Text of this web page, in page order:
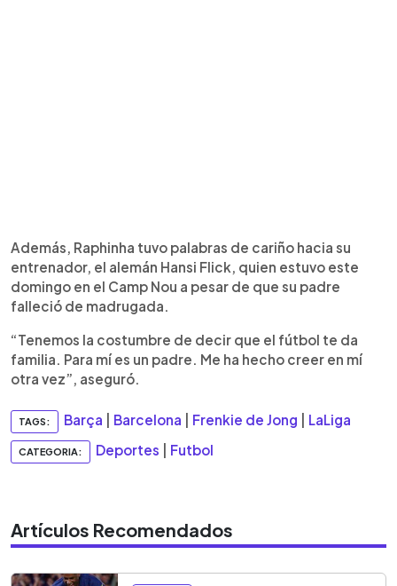
Además, Raphinha tuvo palabras de cariño hacia su
entrenador, el alemán Hansi Flick, quien estuvo este
domingo en el Camp Nou a pesar de que su padre
falleció de madrugada.
“Tenemos la costumbre de decir que el fútbol te da
familia. Para mí es un padre. Me ha hecho creer en mí
otra vez”, aseguró.
TAGS: Barça Barcelona Frenkie de Jong LaLiga
CATEGORIA: Deportes Futbol
Artículos Recomendados